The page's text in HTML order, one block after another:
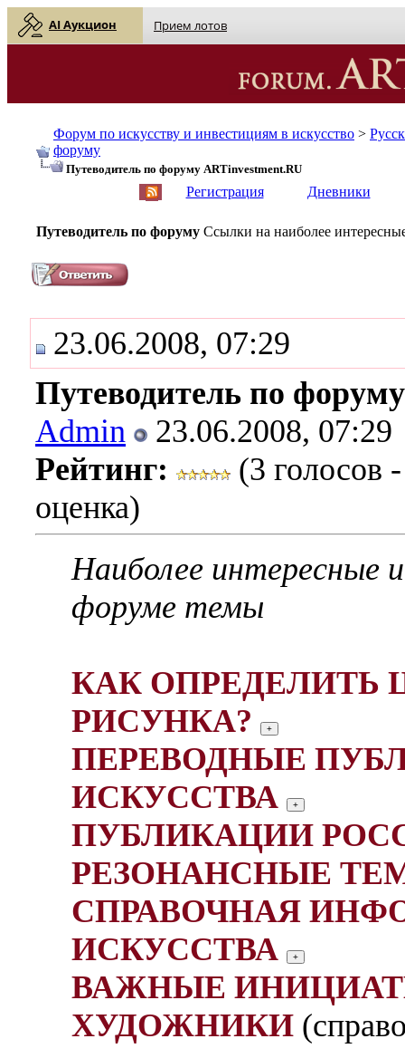
AI Аукцион Прием лотов
Форум по искусству и инвестициям в искусство >
форуму
Путеводитель по форуму ARTinvestment.RU
Регистрация Дневники
Путеводитель по форуму Ссылки на наиболее
23.06.2008, 07:29
Путеводитель по
Admin
23.06.2008, 07:29
Рейтинг:
(3 голосов
оценка)
Наиболее интересные
форуме темы
КАК ОПРЕДЕЛИТЬ
РИСУНКА?
ПЕРЕВОДНЫЕ
ИСКУССТВА
ПУБЛИКАЦИИ
РЕЗОНАНСНЫЕ
СПРАВОЧНАЯ
ИСКУССТВА
ВАЖНЫЕ
ХУДОЖНИКИ